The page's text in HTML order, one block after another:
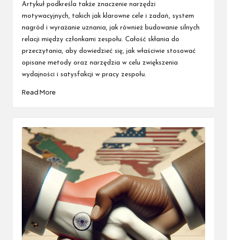
Artykuł podkreśla także znaczenie narzędzi
motywacyjnych, takich jak klarowne cele i zadań, system
nagród i wyrażanie uznania, jak również budowanie silnych
relacji między członkami zespołu. Całość skłania do
przeczytania, aby dowiedzieć się, jak właściwie stosować
opisane metody oraz narzędzia w celu zwiększenia
wydajności i satysfakcji w pracy zespołu.
Read More